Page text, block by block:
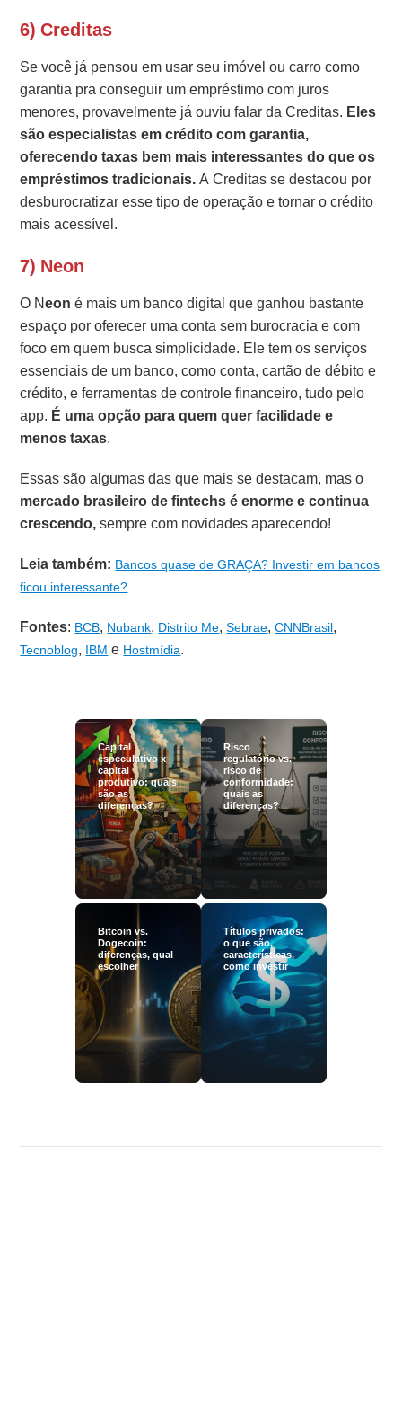
6) Creditas
Se você já pensou em usar seu imóvel ou carro como
garantia pra conseguir um empréstimo com juros
menores, provavelmente já ouviu falar da Creditas. Eles
são especialistas em crédito com garantia,
oferecendo taxas bem mais interessantes do que os
empréstimos tradicionais.A Creditas se destacou por
desburocratizar esse tipo de operação e tornar o crédito
mais acessível.
7) Neon
O Neon é mais um banco digital que ganhou bastante
espaço por oferecer uma conta sem burocracia e com
foco em quem busca simplicidade. Ele tem os serviços
essenciais de um banco, como conta, cartão de débito e
crédito, e ferramentas de controle financeiro, tudo pelo
app. É uma opção para quem quer facilidade e
menos taxas.
Essas são algumas das que mais se destacam, mas o
mercado brasileiro de fintechs é enorme e continua
crescendo,sempre com novidades aparecendo!
Leia também: Bancos quase de GRAÇA? Investir em bancos
ficou interessante?
Fontes: BCB, Nubank, Distrito Me,Sebrae,CNNBrasil,
Tecnoblog, IBM e Hostmídia.
Capital
especulativo x
capital
produtivo: quais
são as
diferenças?
Risco
regulatório vs.
risco de
conformidade:
quais as
diferenças?
Bitcoin vs.
Dogecoin:
diferenças, qual
escolher
Títulos privados:
o que são,
características,
como investir